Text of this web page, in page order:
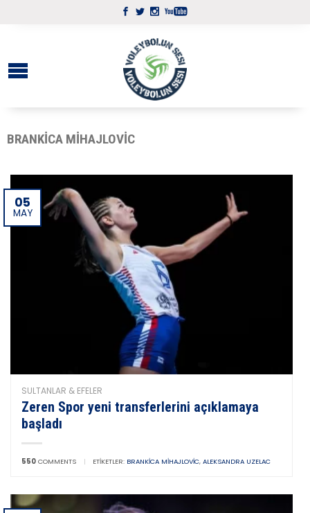
BRANKICA MIHAJLOVIC
05
MAY
SULTANLAR & EFELER
Zeren Spor yeni transferlerini açıklamaya
başladı
550 COMMENTS | ETIKETLER: BRANKICA MIHAJLOVIC, ALEKSANDRA UZELAC